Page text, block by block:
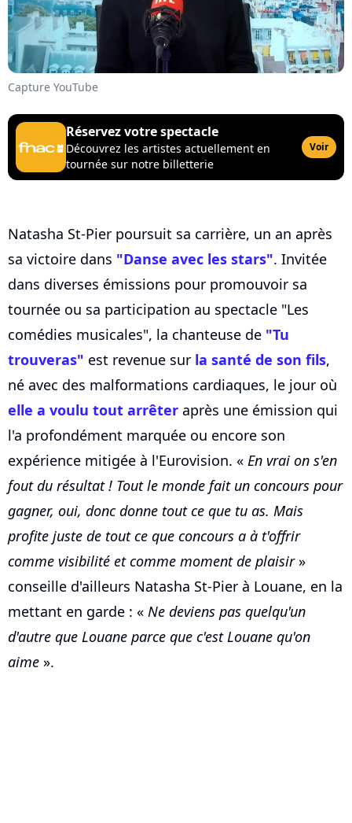
Capture YouTube
Réservez votre spectacle
Découvrez les artistes actuellement en
tournée sur notre billetterie
Voir
Natasha St-Pier poursuit sa carrière, un an après
sa victoire dans "Danse avec les stars". Invitée
dans diverses émissions pour promouvoir sa
tournée ou sa participation au spectacle "Les
comédies musicales", la chanteuse de "Tu
trouveras" est revenue sur la santé de son fils,
né avec des malformations cardiaques, le jour où
elle a voulu tout arrêter après une émission qui
l'a profondément marquée ou encore son
expérience mitigée à l'Eurovision. « En vrai on s'en
fout du résultat ! Tout le monde fait un concours pour
gagner, oui, donc donne tout ce que tu as. Mais
profite juste de tout ce que concours a à t'offrir
comme visibilité et comme moment de plaisir»
conseille d'ailleurs Natasha St-Pier à Louane, en la
mettant en garde : « Ne deviens pas quelqu'un
d'autre que Louane parce que c'est Louane qu'on
aime ».